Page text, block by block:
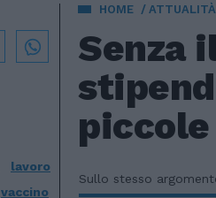
HOME ATTUALITÀ
Senza
lavoro
vaccino
Sullo stesso